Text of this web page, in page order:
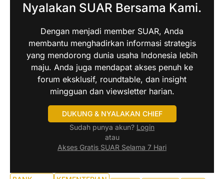
Nyalakan SUAR Bersama Kami.
Dengan menjadi member SUAR, Anda
membantu menghadirkan informasi strategis
yang mendorong dunia usaha Indonesia lebih
maju. Anda juga mendapat akses penuh ke
forum eksklusif, roundtable, dan insight
mingguan dan viewsletter harian.
DUKUNG & NYALAKAN CHIEF
Sudah punya akun? Login
atau
Akses Gratis SUAR Selama 7 Hari